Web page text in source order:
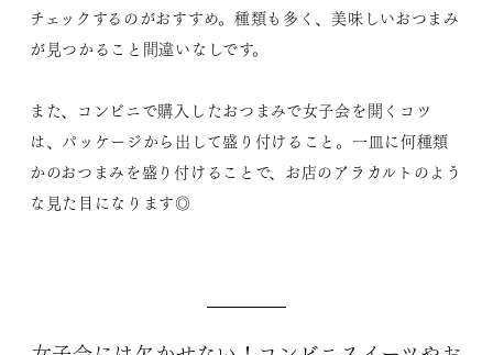
チェックするのがおすすめ。種類も多く、美味しいおつまみ
が見つかること間違いなしです。
また、コンビニで購入したおつまみで女子会を開くコツ
は、パッケージから出して盛り付けること。一皿に何種類
かのおつまみを盛り付けることで、お店のアラカルトのよう
な見た目になります◎